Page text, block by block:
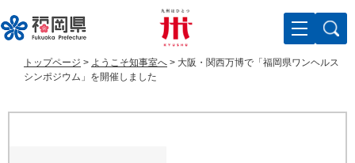
ー
ジ
ニ
ュ
トップページ > ようこそ知事室へ > 大阪・関西万博で「福岡県ワンヘルス
シンポジウム」を開催しました